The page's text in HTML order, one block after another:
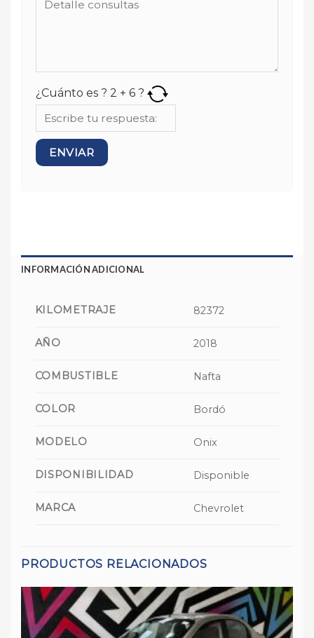
¿Cuánto es ? 2 + 6?
INFORMACIÓN ADICIONAL
KILOMETRAJE 82372
AÑO 2018
COMBUSTIBLE Nafta
COLOR Bordó
MODELO Onix
DISPONIBILIDAD Disponible
MARCA Chevrolet
PRODUCTOS RELACIONADOS